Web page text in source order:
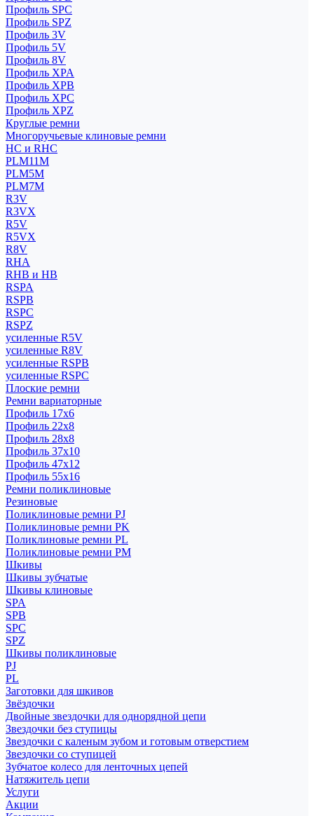
Профиль SPC
Профиль SPZ
Профиль 3V
Профиль 5V
Профиль 8V
Профиль XPA
Профиль XPB
Профиль XPC
Профиль XPZ
Круглые ремни
Многоручьевые клиновые ремни
HC и RHC
PLM11M
PLM5M
PLM7M
R3V
R3VX
R5V
R5VX
R8V
RHA
RHB и HB
RSPA
RSPB
RSPC
RSPZ
усиленные R5V
усиленные R8V
усиленные RSPB
усиленные RSPC
Плоские ремни
Ремни вариаторные
Профиль 17x6
Профиль 22x8
Профиль 28x8
Профиль 37x10
Профиль 47x12
Профиль 55x16
Ремни поликлиновые
Резиновые
Поликлиновые ремни PJ
Поликлиновые ремни PK
Поликлиновые ремни PL
Поликлиновые ремни PM
Шкивы
Шкивы зубчатые
Шкивы клиновые
SPA
SPB
SPC
SPZ
Шкивы поликлиновые
PJ
PL
Заготовки для шкивов
Звёздочки
Двойные звездочки для однорядной цепи
Звездочки без ступицы
Звездочки с каленым зубом и готовым отверстием
Звездочки со ступицей
Зубчатое колесо для ленточных цепей
Натяжитель цепи
Услуги
Акции